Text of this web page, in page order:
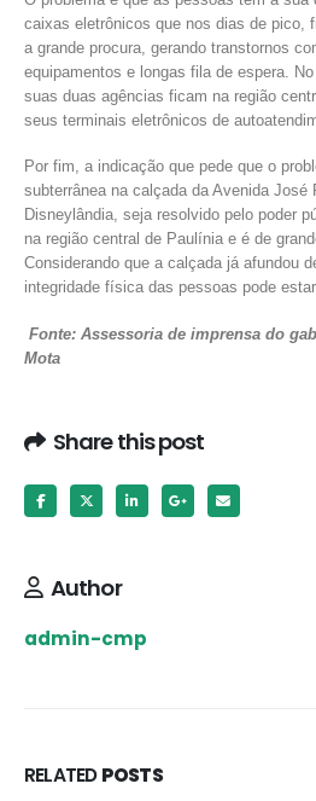
caixas eletrônicos que nos dias de pico,
a grande procura, gerando transtornos
equipamentos e longas fila de espera.
suas duas agências ficam na região
seus terminais eletrônicos de
Por fim, a indicação que pede que o
subterrânea na calçada da Avenida José
Disneylândia, seja resolvido pelo poder
na região central de Paulínia e é de
Considerando que a calçada já afundou
integridade física das pessoas pode
Fonte: Assessoria de imprensa do
Mota
Share this post
Author
admin-cmp
RELATEDPOSTS